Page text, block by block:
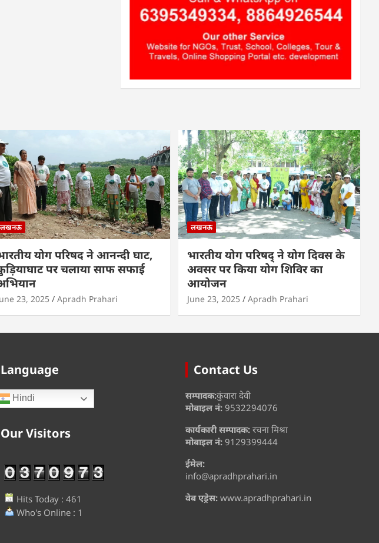
लखनऊ
योग परिषद ने आनन्दी घाट,
पर चलाया साफ सफाई
23, 2025 Apradh Prahari
लखनऊ
भारतीय योग परिषद् ने योग दिवस के
अवसर पर किया योग शिविर का
आयोजन
June 23, 2025 Apradh Prahari
Language
Hindi
Our Visitors
Hits Today : 461
Who's Online : 1
Contact Us
सम्पादक:कुंवारा देवी
मोबाइल नं: 9532294076
कार्यकारी सम्पादक:रचना मिश्रा
मोबाइल नं: 9129399444
ईमेल:
info@apradhprahari.in
वेब एड्रेस:www.apradhprahari.in